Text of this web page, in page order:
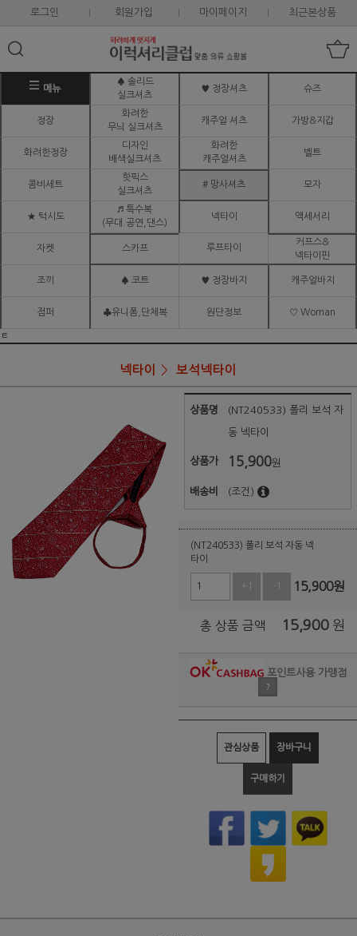
로그인 회원가입 마이페이지 최근본상품
메뉴
♠ 솔리드
실크셔츠
♥ 정장셔츠 슈즈
정장
화려한
무늬 실크셔츠
캐주얼 셔츠 가방&지갑
화려한정장
디자인
배색실크셔츠
화려한
캐주얼셔츠
벨트
콤비세트
핫픽스
실크셔츠
# 망사셔츠 모자
★ 턱시도
♬ 특수복
(무대.공연,댄스)
넥타이 액세서리
자켓 스카프 루프타이
커프스&
넥타이핀
조끼 ♠ 코트 ♥ 정장바지 캐주얼바지
점퍼 ♣유니폼,단체복 원단정보 ♡ Woman
ㅌ
넥타이 보석넥타이
상품명 (NT240533) 폴리 보석 자
동 넥타이
상품가 15,900원
배송비 (조건)
(NT240533) 폴리 보석 자동 넥
타이
+1 -1 15,900원
총 상품 금액 15,900 원
포인트사용 가맹점
?
관심상품 장바구니
구매하기